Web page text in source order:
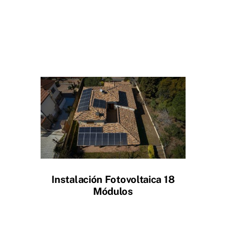
Instalación Fotovoltaica 18
Módulos